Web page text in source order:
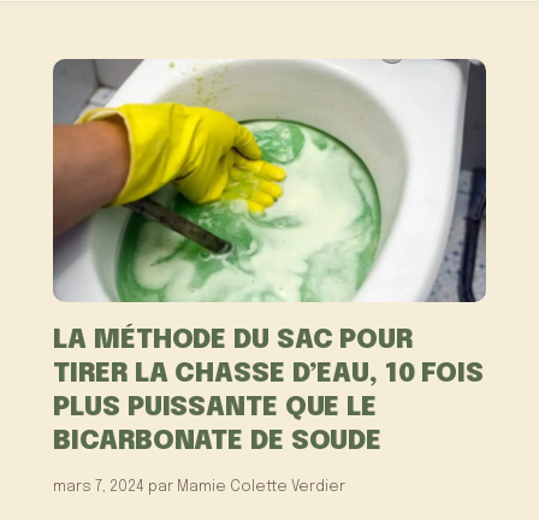
LA MÉTHODE DU SAC POUR
TIRER LA CHASSE D’EAU, 10 FOIS
PLUS PUISSANTE QUE LE
BICARBONATE DE SOUDE
mars 7, 2024 par Mamie Colette Verdier